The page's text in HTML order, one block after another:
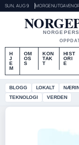
SUN, AUG 9 MORGENUTGAVE
H
J
E
M
OM
OS
S
KON
TAK
T
HIST
ORI
E
BLOGG LOKALT
TEKNOLOGI
VERDEN